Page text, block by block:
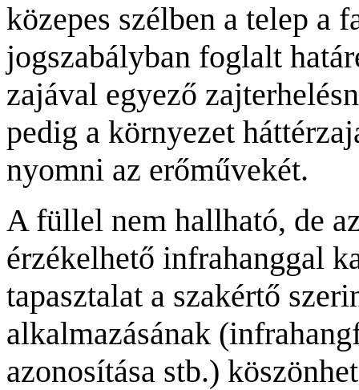
közepes szélben a telep a
jogszabályban foglalt
zajával egyező
pedig a környezet
nyomni az erőművekét.
A füllel nem hallható, de
érzékelhető infrahanggal
tapasztalat a szakértő
alkalmazásának
azonosítása stb.)